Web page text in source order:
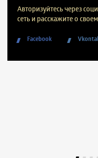
Авторизуйтесь через
сеть и расскажите о
Facebook